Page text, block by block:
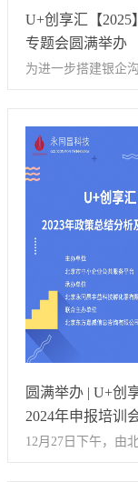
U+创享汇【
专题会圆满举办
为进一步搭建银企
同昌科技孵化器与
务精准滴灌赋能发
姜扬、工商银行丰
次活动，吸引了50
气氛热烈而融洽。
博、张海进行了深
情况。双方均表达
入驻企业提供更全
取得圆满成功。 △
元化服务、资源和
活动，将为银企双
题会上，工商银行
圆满举办 | U+创
2024年申报培训
12月27日下午，由